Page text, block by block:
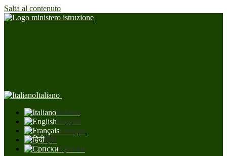
Salta al contenuto
Italiano
Italiano
English
Français
हिंदी
Српски